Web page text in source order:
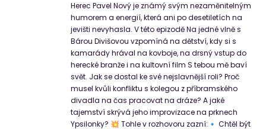
Herec Pavel Nový je známý svým nezaměnitelným
humorem a energií, která ani po desetiletích na
jevišti nevyhasla. V této epizodě Na jedné vlně s
Bárou Divišovou vzpomíná na dětství, kdy si s
kamarády hrával na kovboje, na drsný vstup do
herecké branže i na kultovní film S tebou mě baví
svět. Jak se dostal ke své nejslavnější roli? Proč
musel kvůli konfliktu s kolegou z příbramského
divadla na čas pracovat na dráze? A jaké
tajemství skrývá jeho improvizace na prknech
Ypsilonky? 💥 Tohle v rozhovoru zazní:🔹 Chtěl být